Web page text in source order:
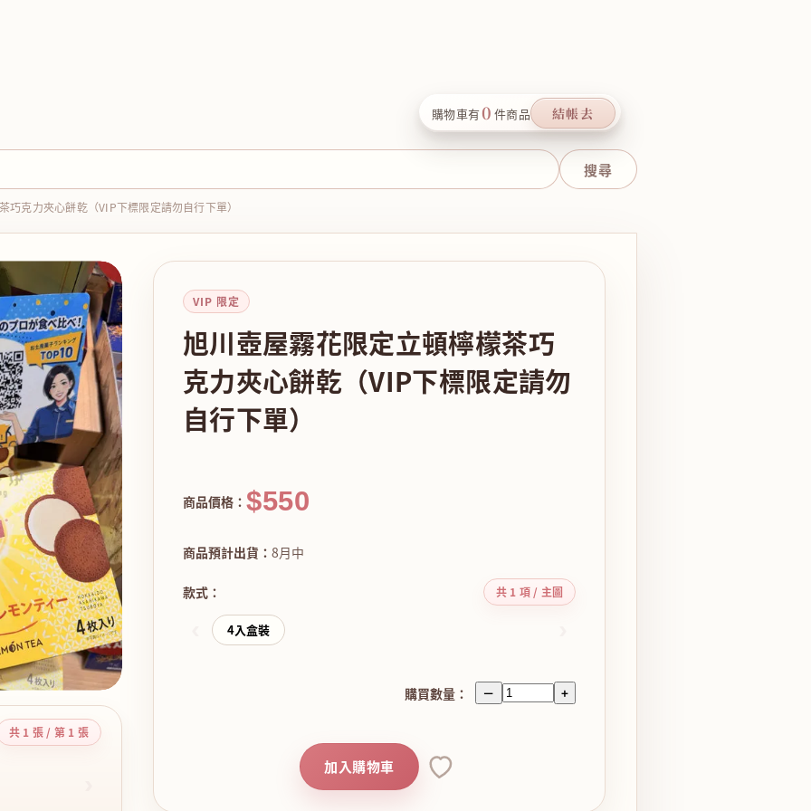
購物車有0 件商品 結帳去
克力夾心餅乾（VIP下標限定請勿自行下單）
共 1 張 / 第 1 張
VIP 限定
旭川壺屋霧花限定立頓檸檬茶巧
克力夾心餅乾（VIP下標限定請勿
自行下單）
商品價格： $550
商品預計出貨： 8月中
款式： 共 1 項 / 主圖
4入盒裝
購買數量： － +
加入購物車